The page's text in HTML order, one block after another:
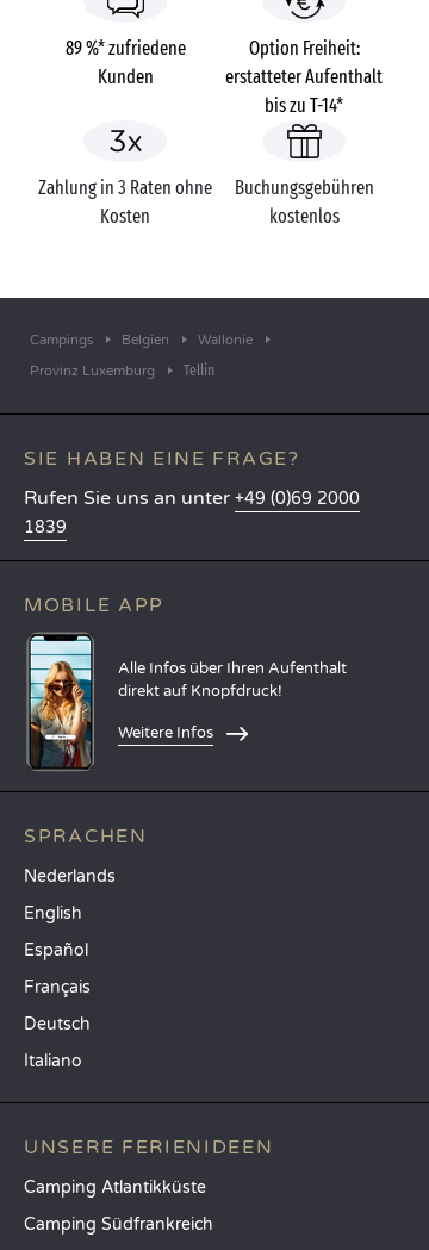
89 %* zufriedene
Kunden
Option Freiheit:
erstatteter Aufenthalt
bis zu T-14*
Zahlung in 3 Raten ohne
Kosten
Buchungsgebühren
kostenlos
Campings Belgien
Wallonie
Provinz Luxemburg
Tellin
SIE HABEN EINE FRAGE?
Rufen Sie uns an unter +49 (0)69 2000
1839
MOBILE APP
Alle Infos über Ihren Aufenthalt
direkt auf Knopfdruck!
Weitere Infos
SPRACHEN
Nederlands
English
Español
Français
Deutsch
Italiano
UNSERE FERIENIDEEN
Camping Atlantikküste
Camping Südfrankreich